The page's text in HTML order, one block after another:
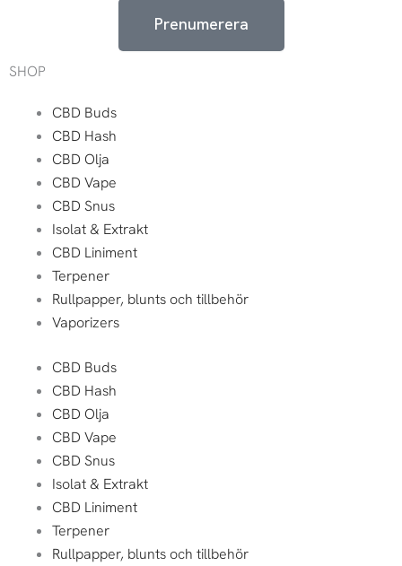
Prenumerera
SHOP
CBD Buds
CBD Hash
CBD Olja
CBD Vape
CBD Snus
Isolat & Extrakt
CBD Liniment
Terpener
Rullpapper, blunts och tillbehör
Vaporizers
CBD Buds
CBD Hash
CBD Olja
CBD Vape
CBD Snus
Isolat & Extrakt
CBD Liniment
Terpener
Rullpapper, blunts och tillbehör